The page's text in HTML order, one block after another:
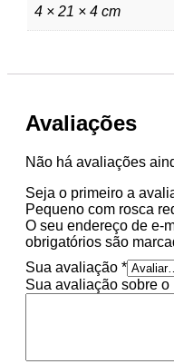
4 × 21 × 4 cm
Avaliações
Não há avaliações
Seja o primeiro a
Pequeno com rosca
O seu endereço de e-
obrigatórios são
Sua avaliação *
Sua avaliação sobre o